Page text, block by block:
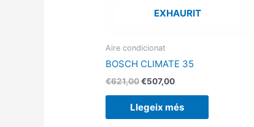
EXHAURIT
Aire condicionat
BOSCH CLIMATE 35
€621,00€507,00
Llegeix més